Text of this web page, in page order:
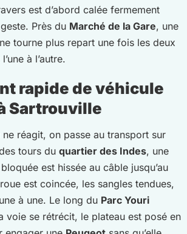
est d’abord calée fermement
Près du Marché de la Gare, une
tourne plus repart une fois les deux
à l’autre.
rapide de véhicule
Sartrouville
réagit, on passe au transport sur
tours du quartier des Indes, une
bloquée est hissée au câble jusqu’au
est coincée, les sangles tendues,
à une. Le long du Parc Youri
voie se rétrécit, le plateau est posé en